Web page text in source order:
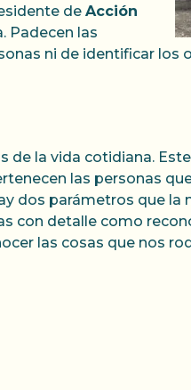
de Acción
Padecen las
ni de identificar los
de la vida cotidiana.
las personas
dos parámetros que la
con detalle como
las cosas que nos